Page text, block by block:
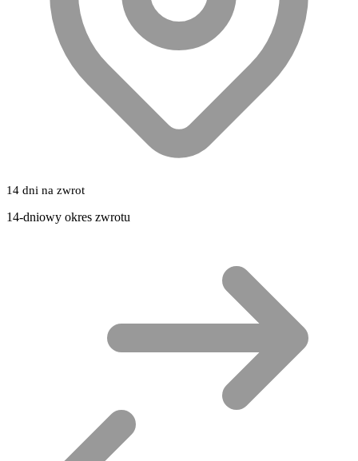
14 dni na zwrot
14-dniowy okres zwrotu